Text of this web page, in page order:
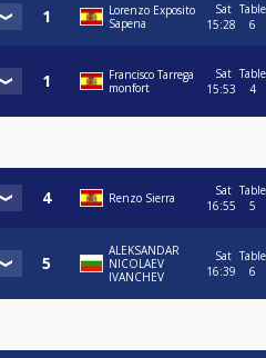
Lorenzo Exposito
Sapena
Sat
15:28
Table
6
Francisco Tarrega
monfort
Sat
15:53
Table
4
Renzo Sierra
Sat
16:55
Table
5
ALEKSANDAR
NICOLAEV
IVANCHEV
Sat
16:39
Table
6